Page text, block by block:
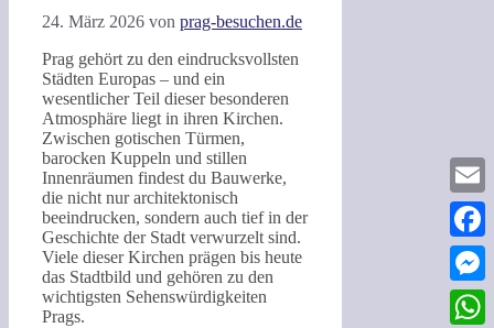
24. März 2026 von prag-besuchen.de
Prag gehört zu den eindrucksvollsten
Städten Europas – und ein
wesentlicher Teil dieser besonderen
Atmosphäre liegt in ihren Kirchen.
Zwischen gotischen Türmen,
barocken Kuppeln und stillen
Innenräumen findest du Bauwerke,
die nicht nur architektonisch
beeindrucken, sondern auch tief in der
Geschichte der Stadt verwurzelt sind.
Viele dieser Kirchen prägen bis heute
das Stadtbild und gehören zu den
wichtigsten Sehenswürdigkeiten
Prags.
Email